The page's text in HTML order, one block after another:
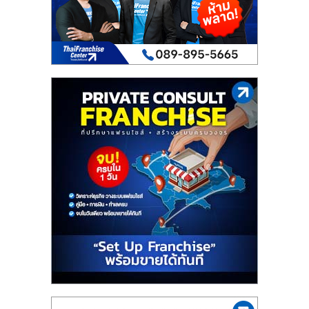
เปิด
ร้าน
ปรึกษา
บริการ
พัฒนา
ระบบ
แฟ